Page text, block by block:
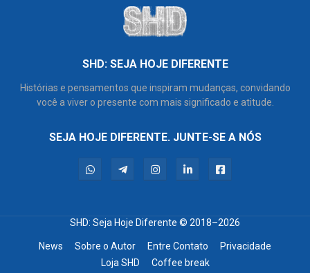
SHD: SEJA HOJE DIFERENTE
Histórias e pensamentos que inspiram mudanças, convidando
você a viver o presente com mais significado e atitude.
SEJA HOJE DIFERENTE. JUNTE-SE A NÓS
SHD: Seja Hoje Diferente © 2018–2026
News Sobre o Autor Entre Contato
Privacidade
Loja SHD
Coffee break